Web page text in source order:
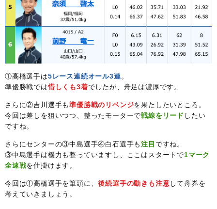
①高橋選手は5レース連続オール3連。
準優勝戦では惜しくも3着でしたが、舟足は濃厚です。
さらに②吉川選手も準優勝戦のリベンジを果たしたいところ。
今回は差しを狙いつつ、整ったモーターで戦線をリード したい
ですね。
さらにセンターの③中島選手④白石選手も注目 ですね。
③中島選手は機力も整っていますし、ここはスタートで1マーク
全速戦を仕掛けます。
今回は①高橋選手を筆頭に、後続選手の動きも注意して舟券を
考えていきましょう。